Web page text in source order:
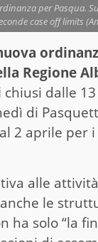
per Pasqua.
case off limits
Regione
chiusi dalle
di
2 aprile per
alle
le
ha solo “la